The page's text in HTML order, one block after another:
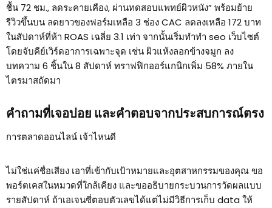
ชื้น 72 ชม., ลดระคายเคือง, ผ่านทดสอบแพทย์ผิวหนัง” พร้อมย้าย
รีวิวขึ้นบน ลดยาวของฟอร์มเหลือ 3 ช่อง CAC ลดลงเหลือ 172 บาท
ในสัปดาห์ที่ห้า ROAS เฉลี่ย 3.1 เท่า จากนั้นเริ่มทำทํา seo เว็บไซต์
โดยจับคีย์เวิร์ดอาการเฉพาะจุด เช่น ผิวแห้งลอกข้างจมูก ลง
บทความ 6 ชิ้นใน 8 สัปดาห์ ทราฟฟิกออร์แกนิกเพิ่ม 58% ภายใน
ไตรมาสถัดมา
คำถามที่เจอบ่อย และคำตอบจากประสบการณ์ตรง
การตลาดออนไลน์ เจ้าไหนดี
ไม่ใช่แค่ชื่อเสียง เอาที่เข้ากับเป้าหมายและอุตสาหกรรมของคุณ ขอ
พอร์ตเคสในหมวดที่ใกล้เคียง และขออธิบายกระบวนการวัดผลแบบ
รายสัปดาห์ ถ้าเอเจนซี่ตอบตัวเลขได้แต่ไม่มีวิธีการเก็บ data ให้